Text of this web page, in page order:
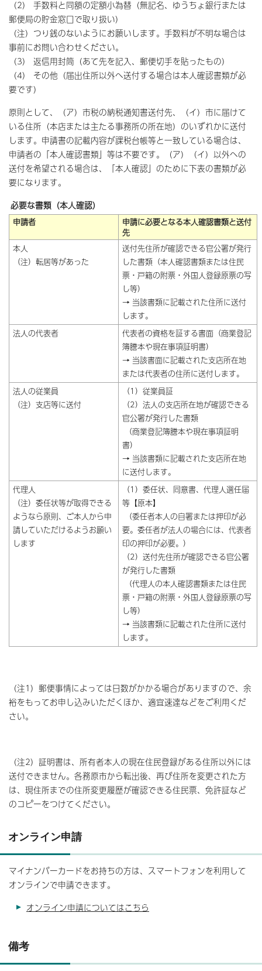
（2） 手数料と同額の定額小為替（無記名、ゆうちょ銀行または
郵便局の貯金窓口で取り扱い）
（注）つり銭のないようにお願いします。手数料が不明な場合は
事前にお問い合わせください。
（3） 返信用封筒（あて先を記入、郵便切手を貼ったもの）
（4） その他（届出住所以外へ送付する場合は本人確認書類が必
要です）
原則として、（ア）市税の納税通知書送付先、（イ）市に届けて
いる住所（本店または主たる事務所の所在地）のいずれかに送付
します。申請書の記載内容が課税台帳等と一致している場合は、
申請者の「本人確認書類」等は不要です。（ア）（イ）以外への
送付を希望される場合は、「本人確認」のために下表の書類が必
要になります。
必要な書類（本人確認）
申請者
申請に必要となる本人確認書類と送付
先
本人
（注）転居等があった
送付先住所が確認できる官公署が発行
した書類（本人確認書類または住民
票・戸籍の附票・外国人登録原票の写
し等）
→ 当該書類に記載された住所に送付
します。
法人の代表者
代表者の資格を証する書面（商業登記
簿謄本や現在事項証明書）
→ 当該書面に記載された支店所在地
または代表者の住所に送付します。
法人の従業員
（注）支店等に送付
（1）従業員証
（2）法人の支店所在地が確認できる
官公署が発行した書類
（商業登記簿謄本や現在事項証明
書）
→ 当該書類に記載された支店所在地
に送付します。
代理人
（注）委任状等が取得できる
ようなら原則、ご本人から申
請していただけるようお願い
します
（1）委任状、同意書、代理人選任届
等【原本】
（委任者本人の自署または押印が必
要。委任者が法人の場合には、代表者
印の押印が必要。）
（2）送付先住所が確認できる官公署
が発行した書類
（代理人の本人確認書類または住民
票・戸籍の附票・外国人登録原票の写
し等）
→ 当該書類に記載された住所に送付
します。
（注1）郵便事情によっては日数がかかる場合がありますので、余
裕をもってお申し込みいただくほか、適宜速達などをご利用くだ
さい。
（注2）証明書は、所有者本人の現在住民登録がある住所以外には
送付できません。各務原市から転出後、再び住所を変更された方
は、現住所までの住所変更履歴が確認できる住民票、免許証など
のコピーをつけてください。
オンライン申請
マイナンバーカードをお持ちの方は、スマートフォンを利用して
オンラインで申請できます。
オンライン申請についてはこちら
備考